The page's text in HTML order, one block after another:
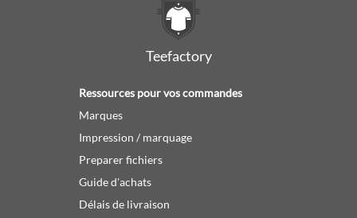
Teefactory
Ressources pour vos commandes
Marques
Impression / marquage
Preparer fichiers
Guide d'achats
Délais de livraison